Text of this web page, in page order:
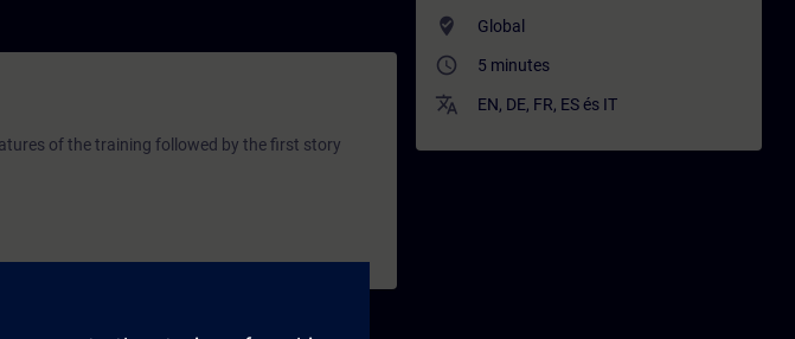
of the training followed by the first story
where_to_vote Global
access_time 5 minutes
translate EN, DE, FR, ES és IT